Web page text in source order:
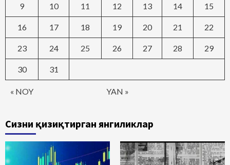
« NOY YAN »
9 10 11 12 13 14 15
16 17 18 19 20 21 22
23 24 25 26 27 28 29
30 31
Сизни қизиқтирган янгиликлар